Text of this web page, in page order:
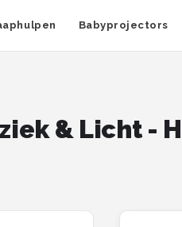
Babyprojectors
& Licht -